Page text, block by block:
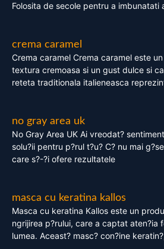
Folosita de secole pentru a imbunatati
crema caramel
Crema caramel Crema caramel este
textura cremoasa si un gust dulce si
reteta traditionala italieneasca
no gray area uk
No Gray Area UK Ai vreodat?
solu?ii pentru p?rul t?u? C? nu mai
care s?-?i ofere rezultatele
masca cu keratina kallos
Masca cu keratina Kallos este un
ngrijirea p?rului, care a captat aten?ia
lumea. Aceast? masc? con?ine